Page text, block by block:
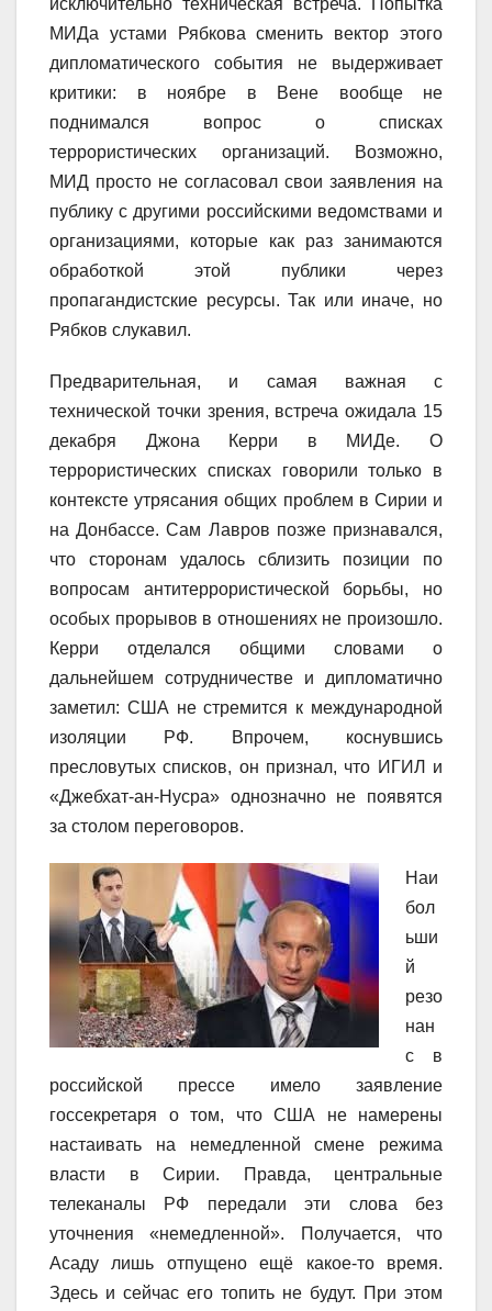
МИДа устами Рябкова сменить вектор этого
дипломатического события не выдерживает
критики: в ноябре в Вене вообще не
поднимался вопрос о списках
террористических организаций. Возможно,
МИД просто не согласовал свои заявления на
публику с другими российскими ведомствами и
организациями, которые как раз занимаются
обработкой этой публики через
пропагандистские ресурсы. Так или иначе, но
Рябков слукавил.
Предварительная, и самая важная с
технической точки зрения, встреча ожидала 15
декабря Джона Керри в МИДе. О
террористических списках говорили только в
контексте утрясания общих проблем в Сирии и
на Донбассе. Сам Лавров позже признавался,
что сторонам удалось сблизить позиции по
вопросам антитеррористической борьбы, но
особых прорывов в отношениях не произошло.
Керри отделался общими словами о
дальнейшем сотрудничестве и дипломатично
заметил: США не стремится к международной
изоляции РФ. Впрочем, коснувшись
пресловутых списков, он признал, что ИГИЛ и
«Джебхат-ан-Нусра» однозначно не появятся
за столом переговоров.
Наи
бол
ьши
й
резо
нан
с в
российской прессе имело заявление
госсекретаря о том, что США не намерены
настаивать на немедленной смене режима
власти в Сирии. Правда, центральные
телеканалы РФ передали эти слова без
уточнения «немедленной». Получается, что
Асаду лишь отпущено ещё какое-то время.
Здесь и сейчас его топить не будут. При этом